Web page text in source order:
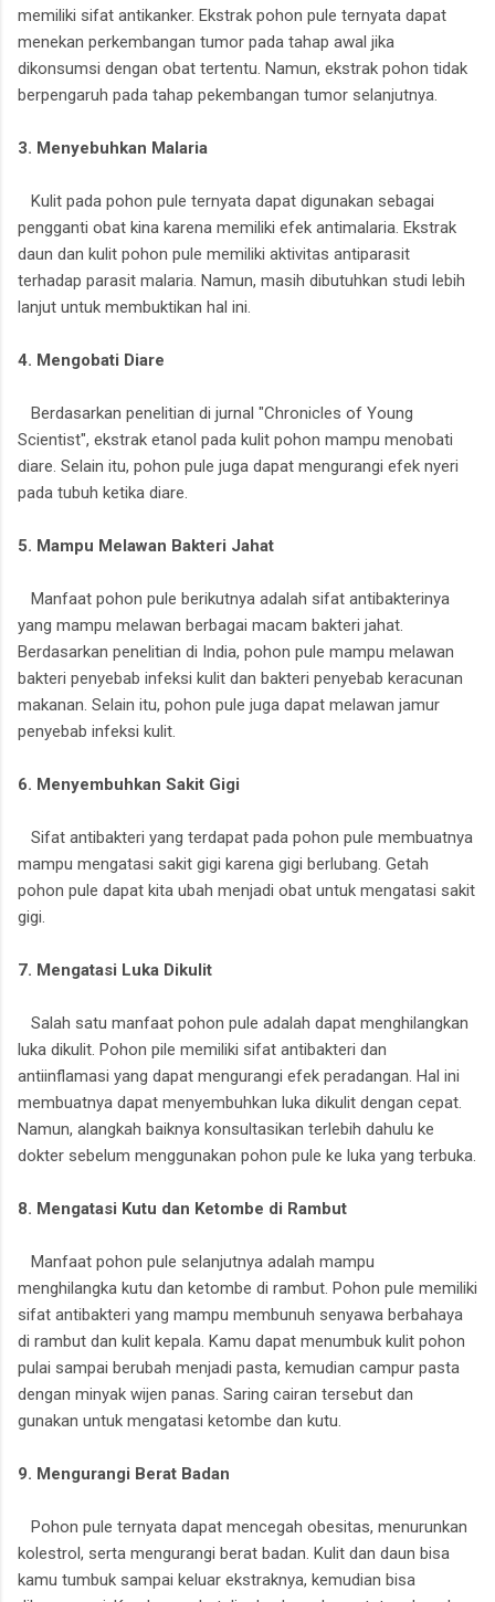
memiliki sifat antikanker. Ekstrak pohon pule ternyata dapat
menekan perkembangan tumor pada tahap awal jika
dikonsumsi dengan obat tertentu. Namun, ekstrak pohon tidak
berpengaruh pada tahap pekembangan tumor selanjutnya.
3. Menyebuhkan Malaria
Kulit pada pohon pule ternyata dapat digunakan sebagai
pengganti obat kina karena memiliki efek antimalaria. Ekstrak
daun dan kulit pohon pule memiliki aktivitas antiparasit
terhadap parasit malaria. Namun, masih dibutuhkan studi lebih
lanjut untuk membuktikan hal ini.
4. Mengobati Diare
Berdasarkan penelitian di jurnal "Chronicles of Young
Scientist", ekstrak etanol pada kulit pohon mampu menobati
diare. Selain itu, pohon pule juga dapat mengurangi efek nyeri
pada tubuh ketika diare.
5. Mampu Melawan Bakteri Jahat
Manfaat pohon pule berikutnya adalah sifat antibakterinya
yang mampu melawan berbagai macam bakteri jahat.
Berdasarkan penelitian di India, pohon pule mampu melawan
bakteri penyebab infeksi kulit dan bakteri penyebab keracunan
makanan. Selain itu, pohon pule juga dapat melawan jamur
penyebab infeksi kulit.
6. Menyembuhkan Sakit Gigi
Sifat antibakteri yang terdapat pada pohon pule membuatnya
mampu mengatasi sakit gigi karena gigi berlubang. Getah
pohon pule dapat kita ubah menjadi obat untuk mengatasi sakit
gigi.
7. Mengatasi Luka Dikulit
Salah satu manfaat pohon pule adalah dapat menghilangkan
luka dikulit. Pohon pile memiliki sifat antibakteri dan
antiinflamasi yang dapat mengurangi efek peradangan. Hal ini
membuatnya dapat menyembuhkan luka dikulit dengan cepat.
Namun, alangkah baiknya konsultasikan terlebih dahulu ke
dokter sebelum menggunakan pohon pule ke luka yang terbuka.
8. Mengatasi Kutu dan Ketombe di Rambut
Manfaat pohon pule selanjutnya adalah mampu
menghilangka kutu dan ketombe di rambut. Pohon pule memiliki
sifat antibakteri yang mampu membunuh senyawa berbahaya
di rambut dan kulit kepala. Kamu dapat menumbuk kulit pohon
pulai sampai berubah menjadi pasta, kemudian campur pasta
dengan minyak wijen panas. Saring cairan tersebut dan
gunakan untuk mengatasi ketombe dan kutu.
9. Mengurangi Berat Badan
Pohon pule ternyata dapat mencegah obesitas, menurunkan
kolestrol, serta mengurangi berat badan. Kulit dan daun bisa
kamu tumbuk sampai keluar ekstraknya, kemudian bisa